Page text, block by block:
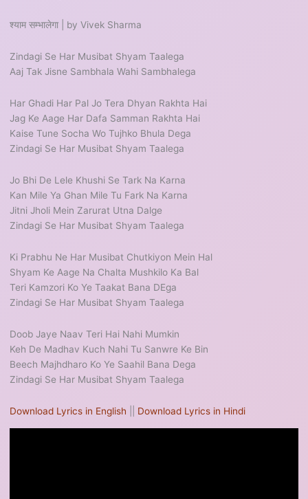
श्याम सम्भालेगा | by Vivek Sharma
Zindagi Se Har Musibat Shyam Taalega
Aaj Tak Jisne Sambhala Wahi Sambhalega
Har Ghadi Har Pal Jo Tera Dhyan Rakhta Hai
Jag Ke Aage Har Dafa Samman Rakhta Hai
Kaise Tune Socha Wo Tujhko Bhula Dega
Zindagi Se Har Musibat Shyam Taalega
Jo Bhi De Lele Khushi Se Tark Na Karna
Kan Mile Ya Ghan Mile Tu Fark Na Karna
Jitni Jholi Mein Zarurat Utna Dalge
Zindagi Se Har Musibat Shyam Taalega
Ki Prabhu Ne Har Musibat Chutkiyon Mein Hal
Shyam Ke Aage Na Chalta Mushkilo Ka Bal
Teri Kamzori Ko Ye Taakat Bana DEga
Zindagi Se Har Musibat Shyam Taalega
Doob Jaye Naav Teri Hai Nahi Mumkin
Keh De Madhav Kuch Nahi Tu Sanwre Ke Bin
Beech Majhdharo Ko Ye Saahil Bana Dega
Zindagi Se Har Musibat Shyam Taalega
Download Lyrics in English Download Lyrics in Hindi